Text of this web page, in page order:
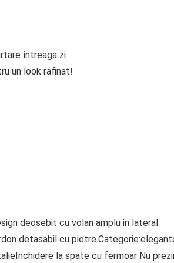
întreaga zi.
un look rafinat!
deosebit cu volan amplu in lateral.
detasabil cu
la spate cu fermoar Nu